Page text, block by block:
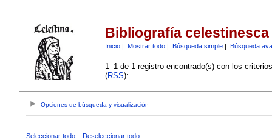
Bibliografía celestinesca
Inicio| Mostrar todo| Búsqueda simple| Búsqueda
1–1 de 1 registro encontrado(s) con los
(RSS):
Opciones de búsqueda y visualización
Seleccionar todo Deseleccionar todo